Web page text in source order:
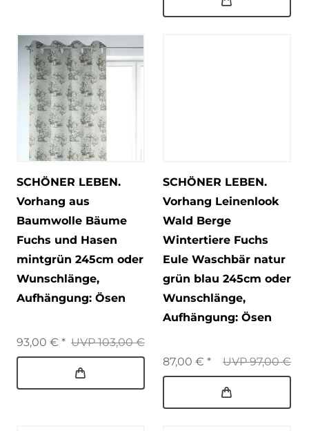
SCHÖNER LEBEN.
Vorhang aus
Baumwolle Bäume
Fuchs und Hasen
mintgrün 245cm oder
Wunschlänge,
Aufhängung: Ösen
UVP 103,00 €
93,00 € *
SCHÖNER LEBEN.
Vorhang Leinenlook
Wald Berge
Wintertiere Fuchs
Eule Waschbär natur
grün blau 245cm oder
Wunschlänge,
Aufhängung: Ösen
UVP 97,00 €
87,00 € *